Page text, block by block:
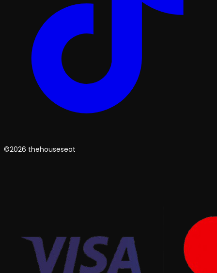
©2026 thehouseseat